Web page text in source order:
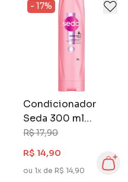
Condicionador
Seda 300 ml
Luminous UV
R$ 17,90
R$ 14,90
ou 1x de R$ 14,90
- 17%